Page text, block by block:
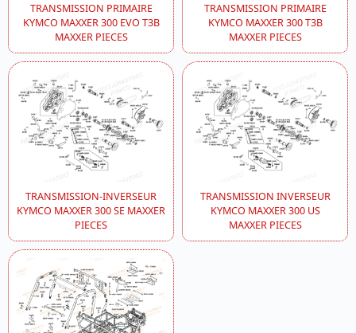
TRANSMISSION PRIMAIRE
KYMCO MAXXER 300 EVO T3B
MAXXER PIECES
TRANSMISSION PRIMAIRE
KYMCO MAXXER 300 T3B
MAXXER PIECES
TRANSMISSION-INVERSEUR
KYMCO MAXXER 300 SE MAXXER
PIECES
TRANSMISSION INVERSEUR
KYMCO MAXXER 300 US
MAXXER PIECES